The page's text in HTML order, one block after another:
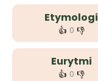
Etymologi
👍 0 👎
Eurytmi
👍 0 👎